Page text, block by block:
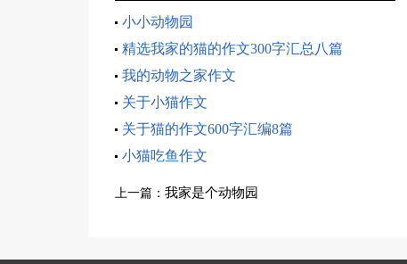
小小动物园
精选我家的猫的作文300字汇总八篇
我的动物之家作文
关于小猫作文
关于猫的作文600字汇编8篇
小猫吃鱼作文
上一篇： 我家是个动物园